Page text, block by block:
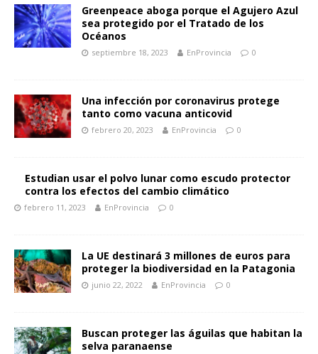
Greenpeace aboga porque el Agujero Azul
sea protegido por el Tratado de los
Océanos
septiembre 18, 2023 EnProvincia 0
Una infección por coronavirus protege
tanto como vacuna anticovid
febrero 20, 2023 EnProvincia 0
Estudian usar el polvo lunar como escudo protector
contra los efectos del cambio climático
febrero 11, 2023 EnProvincia 0
La UE destinará 3 millones de euros para
proteger la biodiversidad en la Patagonia
junio 22, 2022 EnProvincia 0
Buscan proteger las águilas que habitan la
selva paranaense